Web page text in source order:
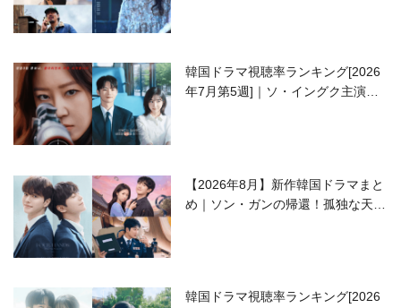
韓国ドラマ視聴率ランキング[2026
年7月第5週]｜ソ・イングク主演の
【2026年8月】新作韓国ドラマまと
め｜ソン・ガンの帰還！孤独な天才
韓国ドラマ視聴率ランキング[2026